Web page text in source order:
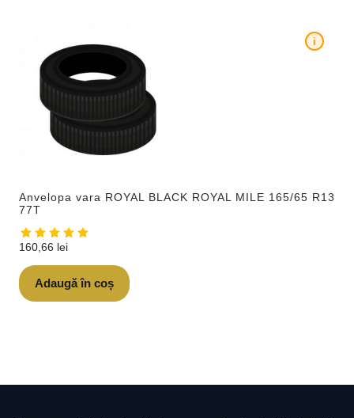
Anvelopa vara ROYAL BLACK ROYAL MILE 165/65 R13
77T
i
160,66 lei
Adaugă în coș